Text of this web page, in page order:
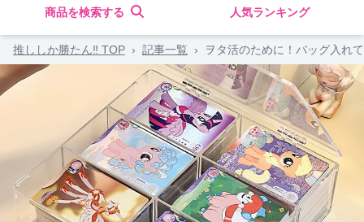
商品を検索する 人気ランキング
推ししか勝たん‼ TOP › 記事一覧 › ヲタ活のために！バッグ入れ